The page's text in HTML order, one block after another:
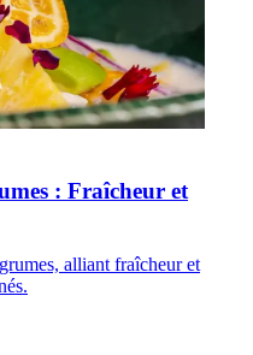
: Fraîcheur et
alliant fraîcheur et